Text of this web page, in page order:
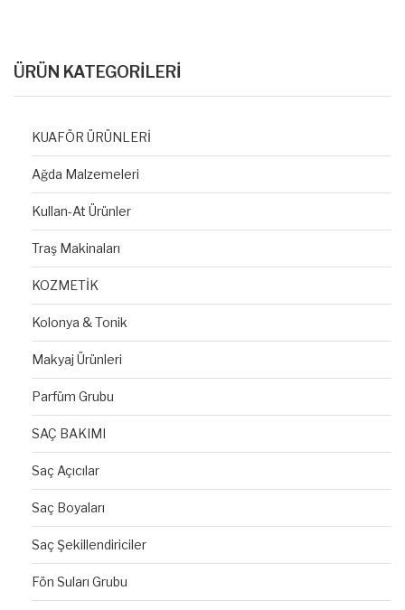
ÜRÜN KATEGORİLERİ
KUAFÖR ÜRÜNLERİ
Ağda Malzemeleri
Kullan-At Ürünler
Traş Makinaları
KOZMETİK
Kolonya & Tonik
Makyaj Ürünleri
Parfüm Grubu
SAÇ BAKIMI
Saç Açıcılar
Saç Boyaları
Saç Şekillendiriciler
Fön Suları Grubu